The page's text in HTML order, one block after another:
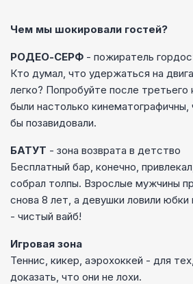
Чем мы шокировали гостей?
РОДЕО-СЕРФ - пожиратель
Кто думал, что удержаться на
легко? Попробуйте после третьего
были настолько
бы позавидовали.
БАТУТ - зона возврата в детство
Бесплатный бар, конечно,
собрал толпы. Взрослые мужчины
снова 8 лет, а девушки ловили
- чистый вайб!
Игровая зона
Теннис, кикер, аэрохоккей - для
доказать, что они не лохи.